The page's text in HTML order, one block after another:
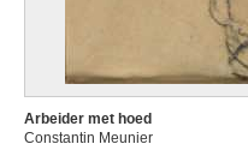
Arbeider met hoed
Constantin Meunier